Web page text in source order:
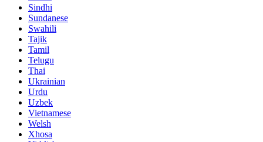
Sindhi
Sundanese
Swahili
Tajik
Tamil
Telugu
Thai
Ukrainian
Urdu
Uzbek
Vietnamese
Welsh
Xhosa